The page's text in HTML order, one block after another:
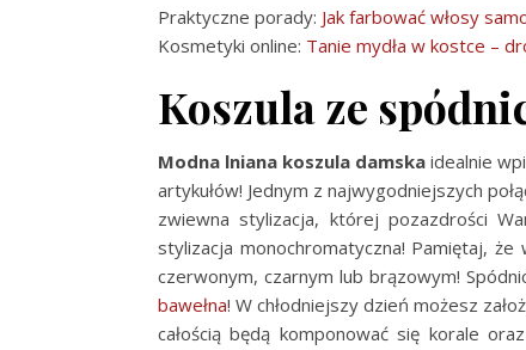
Praktyczne porady: Jak farbować włosy
Kosmetyki online: Tanie mydła w kostce –
Koszula ze
Modna lniana koszula damska idealnie
artykułów! Jednym z najwygodniejszych
zwiewna stylizacja, której pozazdrości
stylizacja monochromatyczna! Pamiętaj,
czerwonym, czarnym lub brązowym!
bawełna! W chłodniejszy dzień możesz
całością będą komponować się korale